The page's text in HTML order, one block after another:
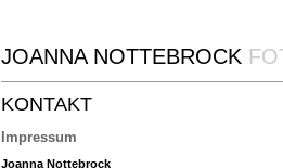
JOANNA NOTTEBROCK
KONTAKT
Impressum
Joanna Nottebrock